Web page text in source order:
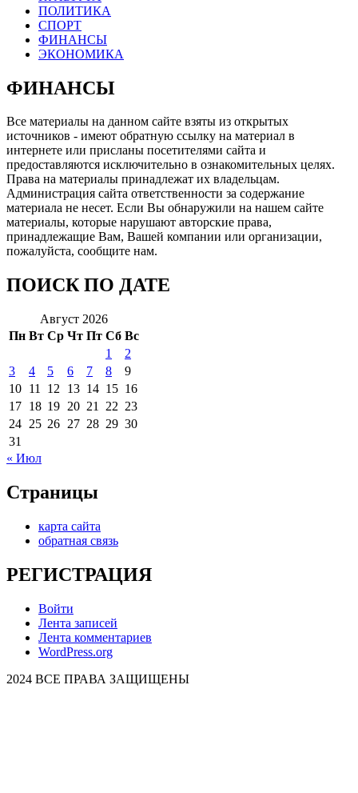
ПОЛИТИКА
СПОРТ
ФИНАНСЫ
ЭКОНОМИКА
ФИНАНСЫ
Все материалы на данном сайте взяты из открытых
источников - имеют обратную ссылку на материал в
интернете или присланы посетителями сайта и
предоставляются исключительно в ознакомительных целях.
Права на материалы принадлежат их владельцам.
Администрация сайта ответственности за содержание
материала не несет. Если Вы обнаружили на нашем сайте
материалы, которые нарушают авторские права,
принадлежащие Вам, Вашей компании или организации,
пожалуйста, сообщите нам.
ПОИСК ПО ДАТЕ
Август 2026
Пн Вт Ср Чт Пт Сб Вс
1
2
3
4 5 6 7 8
9
10 11 12 13 14 15 16
17 18 19 20 21 22 23
24 25 26 27 28 29 30
31
« Июл
Страницы
карта сайта
обратная связь
РЕГИСТРАЦИЯ
Войти
Лента записей
Лента комментариев
WordPress.org
2024 ВСЕ ПРАВА ЗАЩИЩЕНЫ